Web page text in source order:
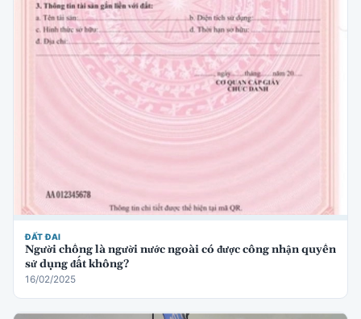
ĐẤT ĐAI
Người chồng là người nước ngoài có được công nhận quyền
sử dụng đất không?
16/02/2025